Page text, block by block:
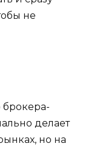
не
делает
но на